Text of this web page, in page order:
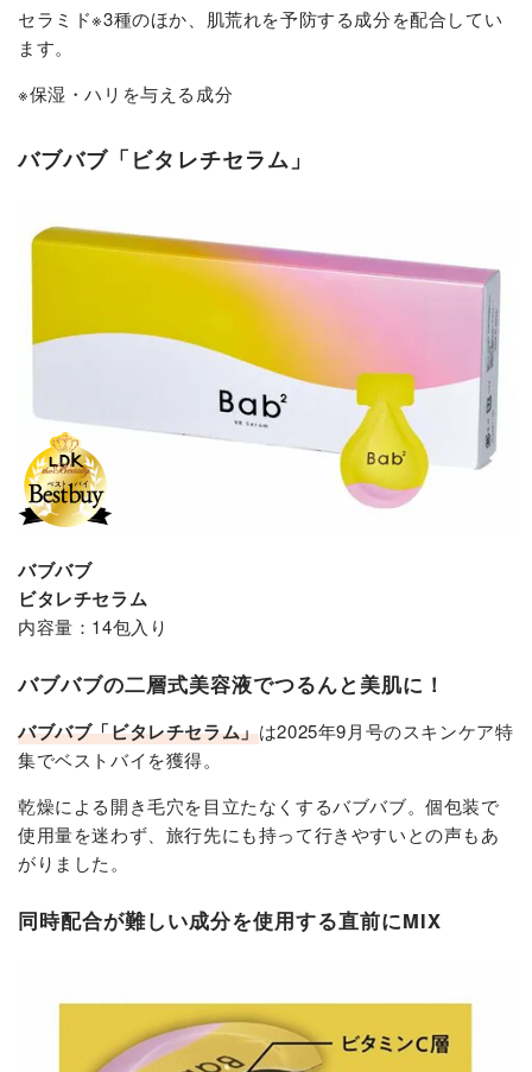
セラミド※3種のほか、肌荒れを予防する成分を配合してい
ます。
※保湿・ハリを与える成分
バブバブ「ビタレチセラム」
バブバブ
ビタレチセラム
内容量：14包入り
バブバブの二層式美容液でつるんと美肌に！
バブバブ「ビタレチセラム」は2025年9月号のスキンケア特
集でベストバイを獲得。
乾燥による開き毛穴を目立たなくするバブバブ。個包装で
使用量を迷わず、旅行先にも持って行きやすいとの声もあ
がりました。
同時配合が難しい成分を使用する直前にMIX